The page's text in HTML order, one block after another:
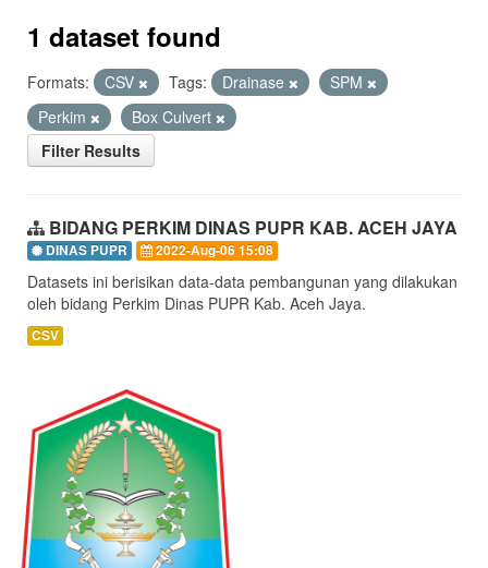
1 dataset found
Formats: CSV Tags: Drainase
SPM
Perkim
Box Culvert
Filter Results
BIDANG PERKIM DINAS PUPR KAB. ACEH JAYA
DINAS PUPR 2022-Aug-06 15:08
Datasets ini berisikan data-data pembangunan yang dilakukan
oleh bidang Perkim Dinas PUPR Kab. Aceh Jaya.
CSV